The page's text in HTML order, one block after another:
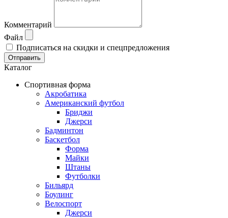
Комментарий
Файл
Подписаться на скидки и спецпредложения
Отправить
Каталог
Спортивная форма
Акробатика
Американский футбол
Бриджи
Джерси
Бадминтон
Баскетбол
Форма
Майки
Штаны
Футболки
Бильярд
Боулинг
Велоспорт
Джерси